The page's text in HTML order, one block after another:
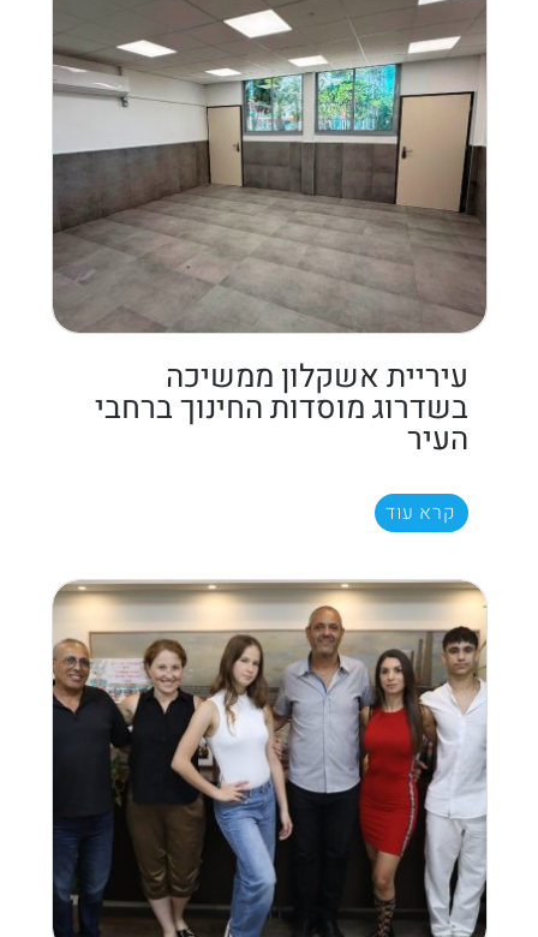
עיריית אשקלון ממשיכה
בשדרוג מוסדות החינוך ברחבי
העיר
קרא עוד